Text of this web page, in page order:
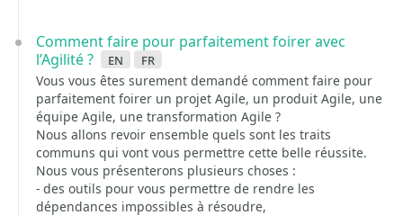
Comment faire pour parfaitement foirer avec
l’Agilité ?
en fr
Vous vous êtes surement demandé comment faire pour
parfaitement foirer un projet Agile, un produit Agile, une
équipe Agile, une transformation Agile ?
Nous allons revoir ensemble quels sont les traits
communs qui vont vous permettre cette belle réussite.
Nous vous présenterons plusieurs choses :
- des outils pour vous permettre de rendre les
dépendances impossibles à résoudre,